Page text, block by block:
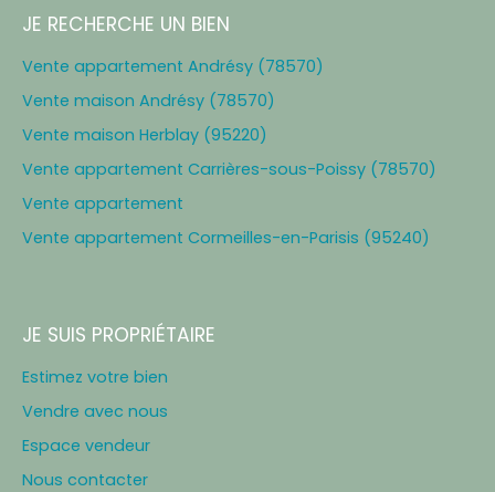
JE RECHERCHE UN BIEN
Vente appartement Andrésy (78570)
Vente maison Andrésy (78570)
Vente maison Herblay (95220)
Vente appartement Carrières-sous-Poissy (78570)
Vente appartement
Vente appartement Cormeilles-en-Parisis (95240)
JE SUIS PROPRIÉTAIRE
Estimez votre bien
Vendre avec nous
Espace vendeur
Nous contacter